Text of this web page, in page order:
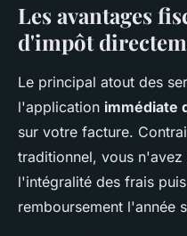
Les avantages
d'impôt
Le principal atout des
l'application immédiate
sur votre facture.
traditionnel, vous
l'intégralité des frais
remboursement l'année